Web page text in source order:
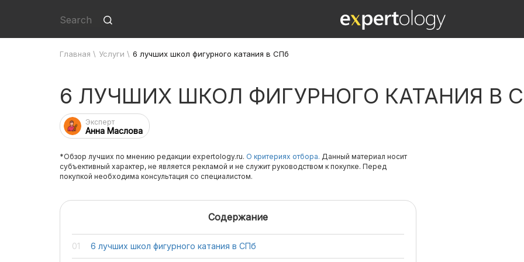
Главная \ Услуги \ 6 лучших школ фигурного катания в СПб
6 ЛУЧШИХ ШКОЛ ФИГУРНОГО КАТАНИЯ В
Эксперт
Анна Маслова
*Обзор лучших по мнению редакции expertology.ru. О критериях отбора. Данный материал носит
субъективный характер, не является рекламой и не служит руководством к покупке. Перед
покупкой необходима консультация со специалистом.
Содержание
6 лучших школ фигурного катания в СПб